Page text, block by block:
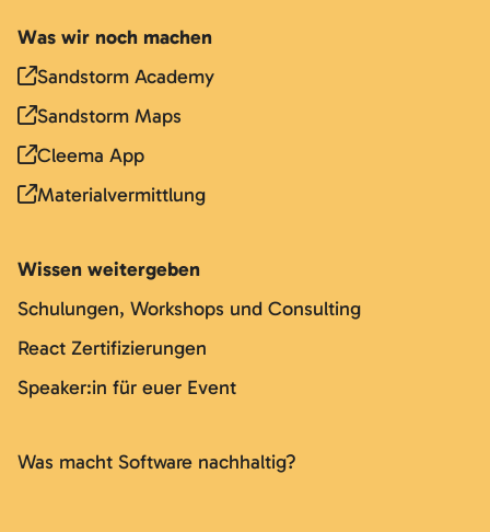
Was wir noch machen
Sandstorm Academy
Sandstorm Maps
Cleema App
Materialvermittlung
Wissen weitergeben
Schulungen, Workshops und Consulting
React Zertifizierungen
Speaker:in für euer Event
Was macht Software nachhaltig?